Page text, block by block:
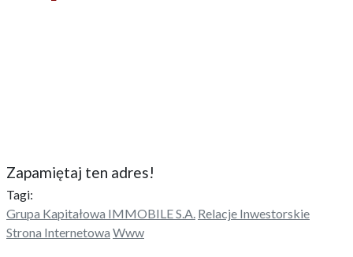
Zapamiętaj ten adres!
Tagi:
Grupa Kapitałowa IMMOBILE S.A. Relacje Inwestorskie
Strona Internetowa Www